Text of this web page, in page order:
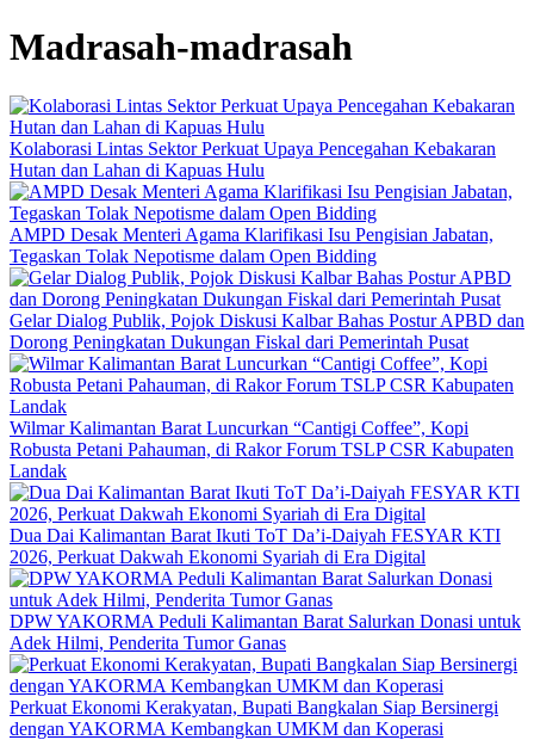
Madrasah-madrasah
Kolaborasi Lintas Sektor Perkuat Upaya Pencegahan Kebakaran
Hutan dan Lahan di Kapuas Hulu
AMPD Desak Menteri Agama Klarifikasi Isu Pengisian Jabatan,
Tegaskan Tolak Nepotisme dalam Open Bidding
Gelar Dialog Publik, Pojok Diskusi Kalbar Bahas Postur APBD dan
Dorong Peningkatan Dukungan Fiskal dari Pemerintah Pusat
Wilmar Kalimantan Barat Luncurkan “Cantigi Coffee”, Kopi
Robusta Petani Pahauman, di Rakor Forum TSLP CSR Kabupaten
Landak
Dua Dai Kalimantan Barat Ikuti ToT Da’i-Daiyah FESYAR KTI
2026, Perkuat Dakwah Ekonomi Syariah di Era Digital
DPW YAKORMA Peduli Kalimantan Barat Salurkan Donasi untuk
Adek Hilmi, Penderita Tumor Ganas
Perkuat Ekonomi Kerakyatan, Bupati Bangkalan Siap Bersinergi
dengan YAKORMA Kembangkan UMKM dan Koperasi